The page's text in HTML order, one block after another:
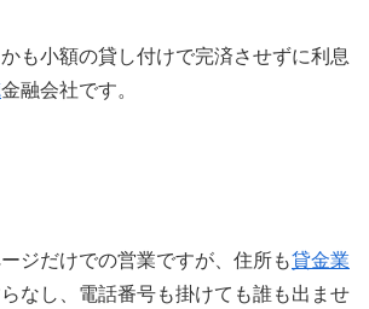
も小額の貸し付けで完済させずに利息
金融会社です。
ジだけでの営業ですが、住所も貸金業
なし、電話番号も掛けても誰も出ませ